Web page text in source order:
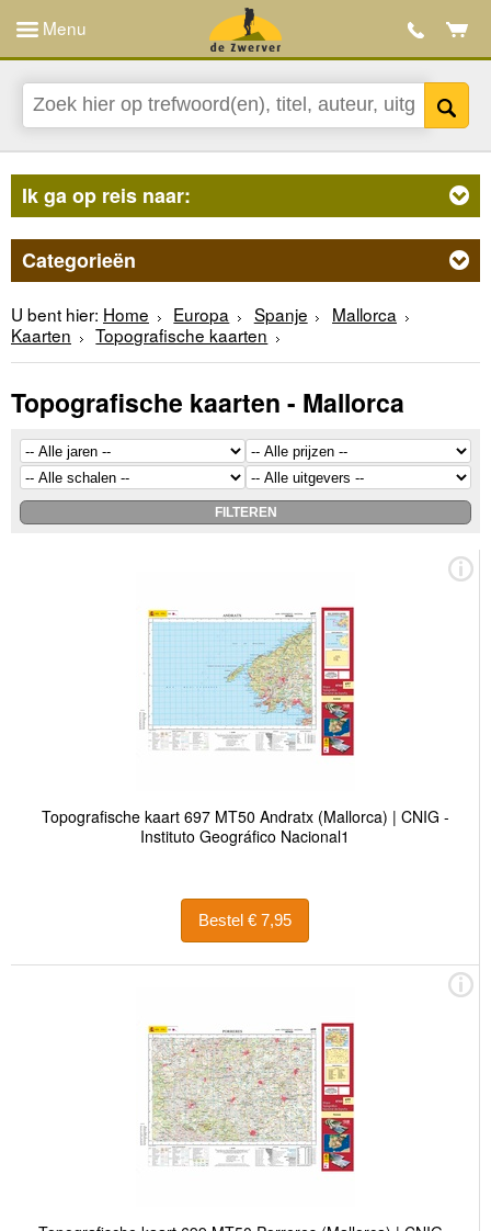
Menu
Ik ga op reis naar:
Categorieën
U bent hier: Home Europa Spanje
Mallorca
Kaarten
Topografische kaarten
Topografische kaarten - Mallorca
Topografische kaart 697 MT50 Andratx (Mallorca) | CNIG -
Instituto Geográfico Nacional1
Bestel € 7,95